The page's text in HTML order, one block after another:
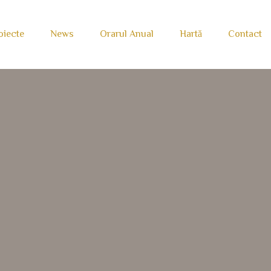
News Orarul Anual Hartă Contact